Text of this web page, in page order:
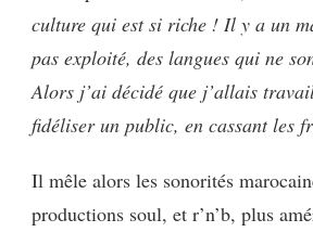
culture qui est si riche ! Il y a un
pas exploité, des langues qui ne
Alors j’ai décidé que j’allais
fidéliser un public, en cassant les
Il mêle alors les sonorités
productions soul, et r’n’b, plus